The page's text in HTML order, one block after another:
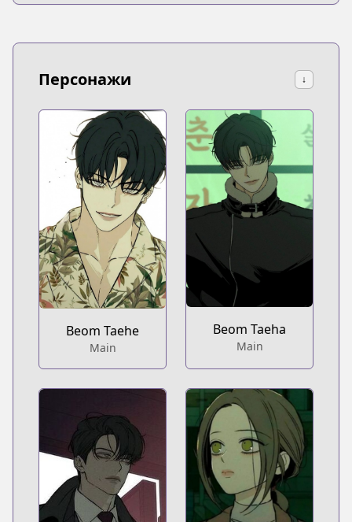
Персонажи ↓
Beom Taehe
Main
Beom Taeha
Main